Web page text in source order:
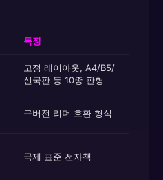
특징
고정 레이아웃, A4/B5/
신국판 등 10종 판형
구버전 리더 호환 형식
국제 표준 전자책